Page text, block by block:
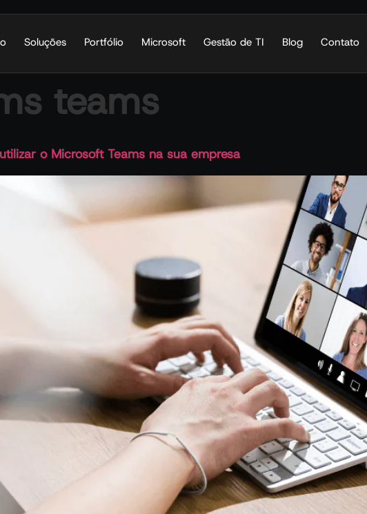
Soluções Portfólio Microsoft Gestão de TI Blog Contato
teams
o Microsoft Teams na sua empresa